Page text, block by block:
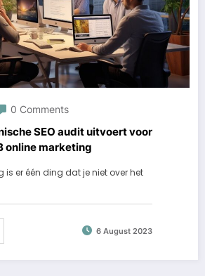
0 Comments
SEO audit uitvoert voor
online marketing
is er één ding dat je niet over het
6 August 2023